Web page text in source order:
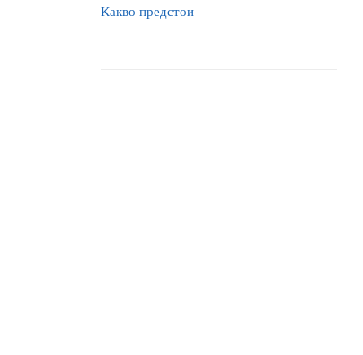
Какво предстои